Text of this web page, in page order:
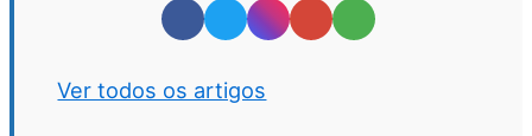
Ver todos os artigos